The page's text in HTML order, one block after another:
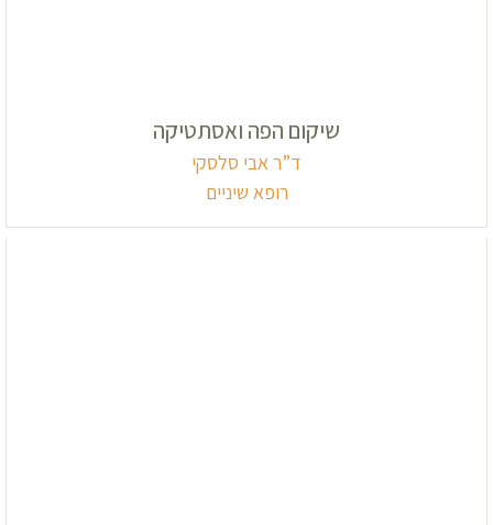
שיקום הפה ואסתטיקה
ד”ר אבי סלסקי
רופא שיניים